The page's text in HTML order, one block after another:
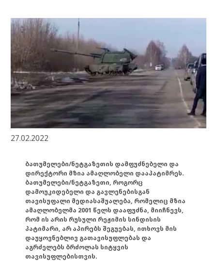
27.02.2022
ბათუმელები/ნეტგაზეთის დამფუძნებელი და
დირექტორი მზია ამაღლობელი დააპატიმრეს.
ბათუმელები/ნეტგაზეთი, როგორც
დამოუკიდებელი და გავლენებისგან
თავისუფალი მედიასაშუალება, რომელიც მზია
ამაღლობელმა 2001 წელს დააფუძნა, მიიჩნევს,
რომ ის არის რუსული რეჟიმის სინდისის
პატიმარი, არ აპირებს შეგუებას, ითხოვს მის
დაუყოვნებლივ გათავისუფლებას და
აგრძელებს ბრძოლას სიტყვის
თავისუფლებისთვის.